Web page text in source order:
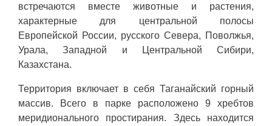
встречаются вместе животные и растения,
характерные для центральной полосы
Европейской России, русского Севера, Поволжья,
Урала, Западной и Центральной Сибири,
Казахстана.
Территория включает в себя Таганайский горный
массив. Всего в парке расположено 9 хребтов
меридионального простирания. Здесь находится